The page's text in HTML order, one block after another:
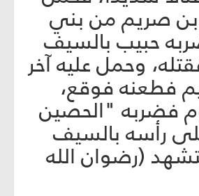
بن صريم من بني
حبيب بالسيف
وحمل عليه آخر
فطعنه فوقع،
فضربه "الحصين
رأسه بالسيف
(رضوان الله